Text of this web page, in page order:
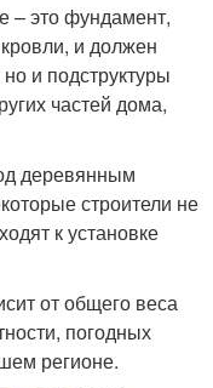
– это фундамент,
кровли, и должен
и подструктуры
частей дома,
деревянным
строители не
к установке
от общего веса
погодных
регионе.